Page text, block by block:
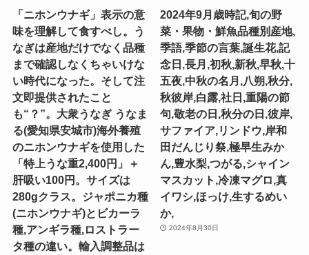
「ニホンウナギ」表示の意
味を理解して食すべし。う
なぎは産地だけでなく品種
まで確認しなくちゃいけな
い時代になった。そして注
文即提供されたこと
も“？”。大衆うなぎ うなま
る(愛知県安城市)海外養殖
のニホンウナギを使用した
「特上うな重2,400円」＋
肝吸い100円。サイズは
280gクラス。ジャポニカ種
(ニホンウナギ)とビカーラ
種,アンギラ種,ロストラー
タ種の違い。輸入調整品は
2024年9月歳時記,旬の野
菜・果物・鮮魚品種別産地,
季語,季節の言葉,誕生花,記
念日,長月,初秋,新秋,早秋,十
五夜,中秋の名月,八朔,秋分,
秋彼岸,白露,社日,重陽の節
句,敬老の日,秋分の日,彼岸,
サファイア,リンドウ,岸和
田だんじり祭,極早生みか
ん,豊水梨,つがる,シャイン
マスカット,冷凍マグロ,真
イワシ,ほっけ,生するめい
か,
2024年8月30日